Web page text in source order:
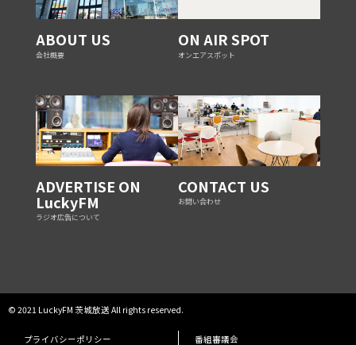
ABOUT US
会社概要
ON AIR SPOT
オンエアスポット
ADVERTISE ON
LuckyFM
ラジオ広告について
CONTACT US
お問い合わせ
© 2021 LuckyFM 茨城放送 All rights reserved.
プライバシーポリシー 番組審議会